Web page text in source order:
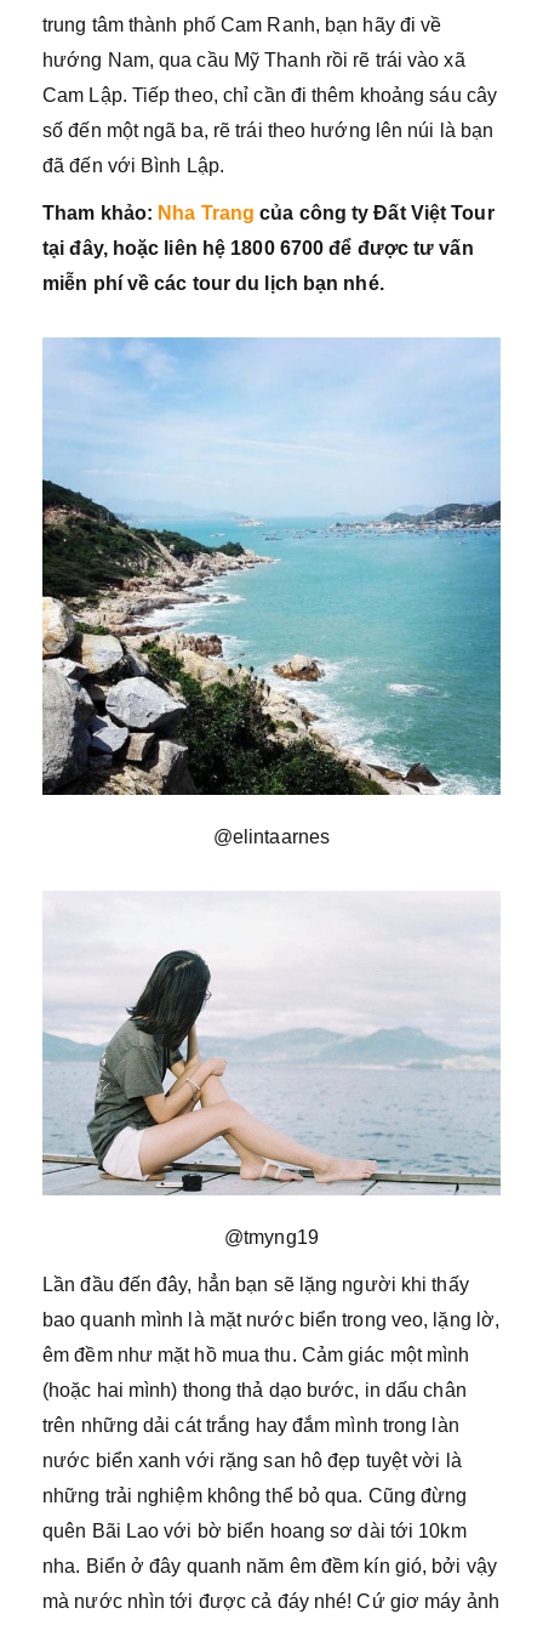
trung tâm thành phố Cam Ranh, bạn hãy đi về
hướng Nam, qua cầu Mỹ Thanh rồi rẽ trái vào xã
Cam Lập. Tiếp theo, chỉ cần đi thêm khoảng sáu cây
số đến một ngã ba, rẽ trái theo hướng lên núi là bạn
đã đến với Bình Lập.
Tham khảo: Nha Trang của công ty Đất Việt Tour
tại đây, hoặc liên hệ 1800 6700 để được tư vấn
miễn phí về các tour du lịch bạn nhé.
@elintaarnes
@tmyng19
Lần đầu đến đây, hẳn bạn sẽ lặng người khi thấy
bao quanh mình là mặt nước biển trong veo, lặng lờ,
êm đềm như mặt hồ mua thu. Cảm giác một mình
(hoặc hai mình) thong thả dạo bước, in dấu chân
trên những dải cát trắng hay đắm mình trong làn
nước biển xanh với rặng san hô đẹp tuyệt vời là
những trải nghiệm không thể bỏ qua. Cũng đừng
quên Bãi Lao với bờ biển hoang sơ dài tới 10km
nha. Biển ở đây quanh năm êm đềm kín gió, bởi vậy
mà nước nhìn tới được cả đáy nhé! Cứ giơ máy ảnh